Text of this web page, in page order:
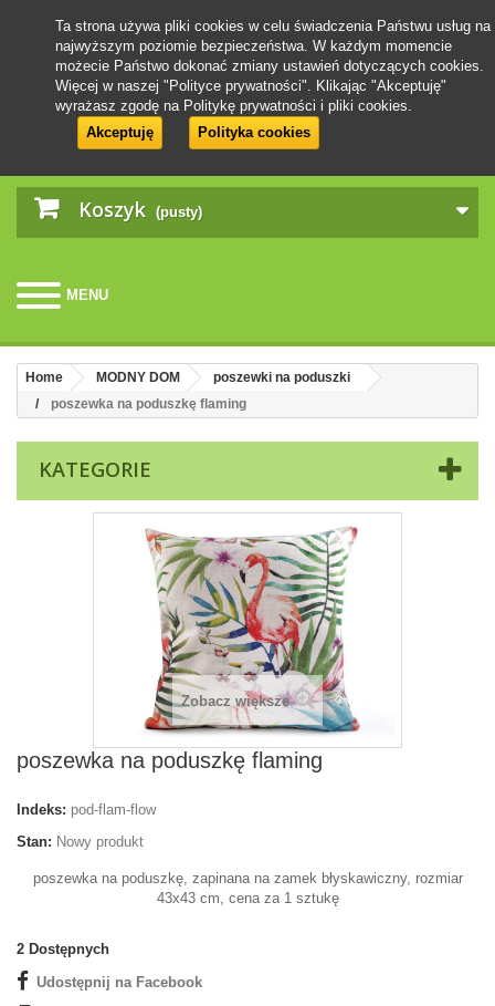
Koszyk (pusty)
MENU
Ta strona używa pliki cookies w celu świadczenia Państwu usług na
najwyższym poziomie bezpieczeństwa. W każdym momencie
możecie Państwo dokonać zmiany ustawień dotyczących cookies.
Więcej w naszej "Polityce prywatności". Klikając "Akceptuję"
wyrażasz zgodę na Politykę prywatności i pliki cookies.
Akceptuję
Polityka cookies
Home MODNY DOM
poszewki na poduszki
poszewka na poduszkę flaming
KATEGORIE
Zobacz większe
poszewka na poduszkę flaming
Indeks: pod-flam-flow
Stan: Nowy produkt
poszewka na poduszkę, zapinana na zamek błyskawiczny, rozmiar
43x43 cm, cena za 1 sztukę
2 Dostępnych
Udostępnij na Facebook